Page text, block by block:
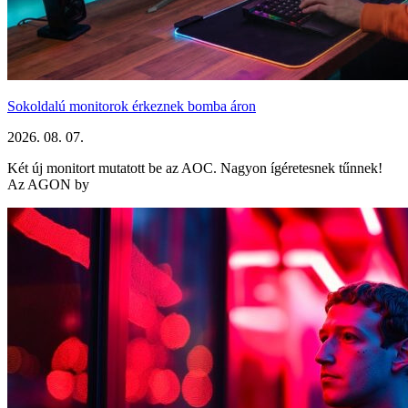
Sokoldalú monitorok érkeznek bomba áron
2026. 08. 07.
Két új monitort mutatott be az AOC. Nagyon ígéretesnek tűnnek!
Az AGON by